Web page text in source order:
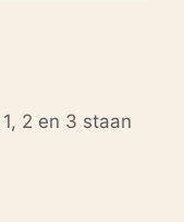
2 en 3 staan